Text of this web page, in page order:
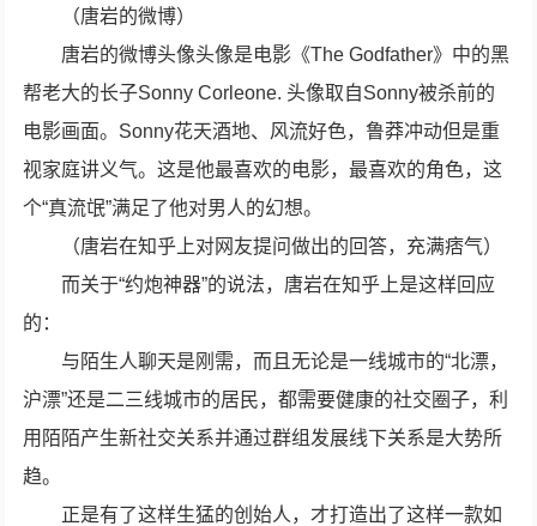
（唐岩的微博）
唐岩的微博头像头像是电影《The Godfather》中的黑
帮老大的长子Sonny Corleone. 头像取自Sonny被杀前的
电影画面。Sonny花天酒地、风流好色，鲁莽冲动但是重
视家庭讲义气。这是他最喜欢的电影，最喜欢的角色，这
个“真流氓”满足了他对男人的幻想。
（唐岩在知乎上对网友提问做出的回答，充满痞气）
而关于“约炮神器”的说法，唐岩在知乎上是这样回应
的：
与陌生人聊天是刚需，而且无论是一线城市的“北漂，
沪漂”还是二三线城市的居民，都需要健康的社交圈子，利
用陌陌产生新社交关系并通过群组发展线下关系是大势所
趋。
正是有了这样生猛的创始人，才打造出了这样一款如